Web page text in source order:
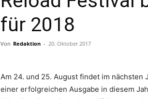
für 2018
Von Redaktion - 20. Oktober 2017
Am 24. und 25. August findet im nächsten
einer erfolgreichen Ausgabe in diesem